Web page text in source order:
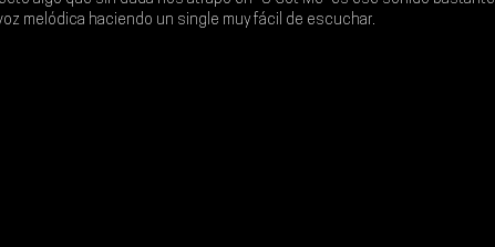
melódica haciendo un single muy fácil de escuchar.